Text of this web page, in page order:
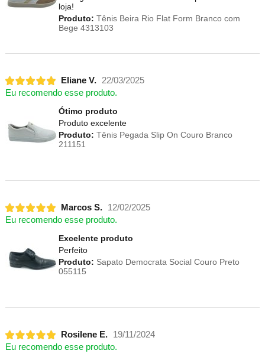
loja!
Produto: Tênis Beira Rio Flat Form Branco com
Bege 4313103
Eliane V.
22/03/2025
Eu recomendo esse produto.
Ótimo produto
Produto excelente
Produto: Tênis Pegada Slip On Couro Branco
211151
Marcos S.
12/02/2025
Eu recomendo esse produto.
Excelente produto
Perfeito
Produto: Sapato Democrata Social Couro Preto
055115
Rosilene E.
19/11/2024
Eu recomendo esse produto.